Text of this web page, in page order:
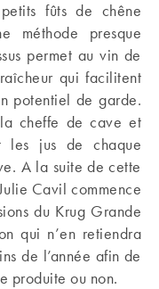
fûts de chêne
méthode presque
permet au vin de
qui facilitent
potentiel de garde.
cheffe de cave et
les jus de chaque
A la suite de cette
Cavil commence
du Krug Grande
qui n’en retiendra
de l’année afin de
produite ou non.